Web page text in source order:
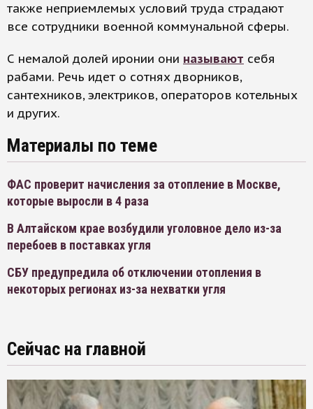
также неприемлемых условий труда страдают
все сотрудники военной коммунальной сферы.
С немалой долей иронии они называют себя
рабами. Речь идет о сотнях дворников,
сантехников, электриков, операторов котельных
и других.
Материалы по теме
ФАС проверит начисления за отопление в Москве,
которые выросли в 4 раза
В Алтайском крае возбудили уголовное дело из-за
перебоев в поставках угля
СБУ предупредила об отключении отопления в
некоторых регионах из-за нехватки угля
Сейчас на главной